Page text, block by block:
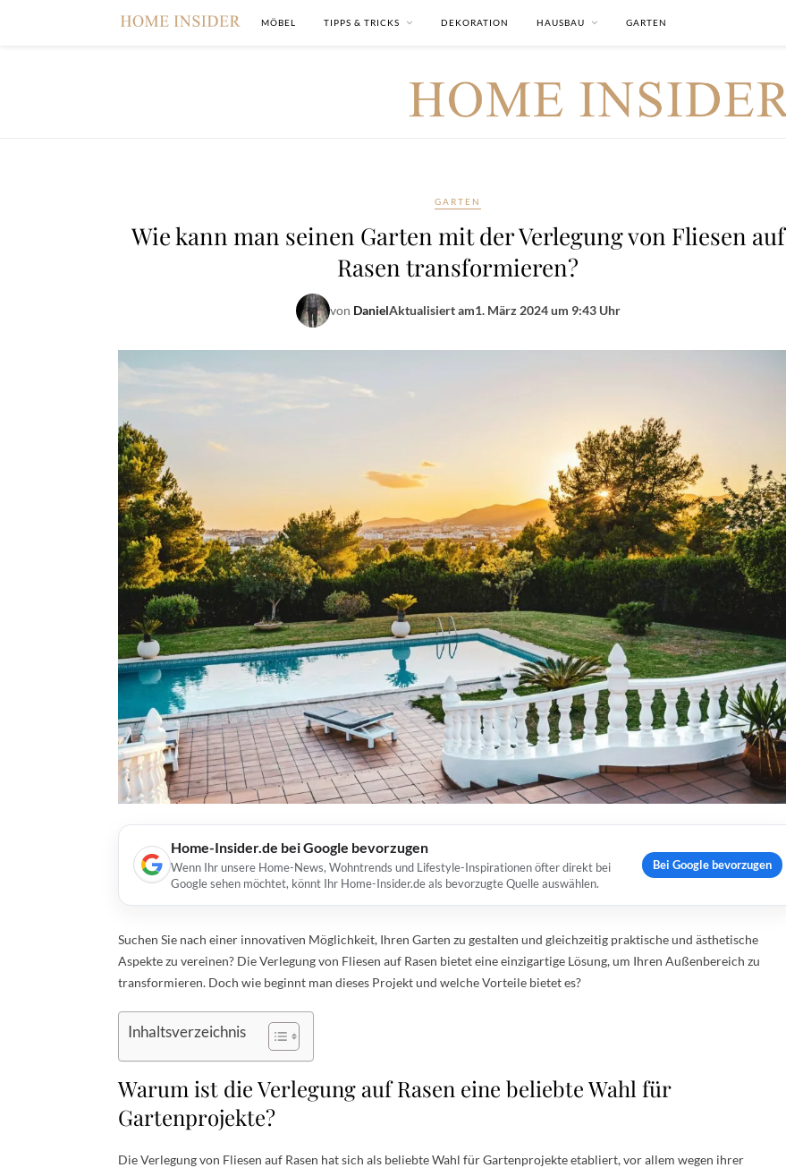
MÖBEL TIPPS & TRICKS DEKORATION HAUSBAU GARTEN
GARTEN
Wie kann man seinen Garten mit der Verlegung von Fliesen auf
Rasen transformieren?
von DanielAktualisiert am1. März 2024 um 9:43 Uhr
Home-Insider.de bei Google bevorzugen
Wenn Ihr unsere Home-News, Wohntrends und Lifestyle-Inspirationen öfter direkt bei
Google sehen möchtet, könnt Ihr Home-Insider.de als bevorzugte Quelle auswählen.
Bei Google bevorzugen
Suchen Sie nach einer innovativen Möglichkeit, Ihren Garten zu gestalten und gleichzeitig praktische und ästhetische
Aspekte zu vereinen? Die Verlegung von Fliesen auf Rasen bietet eine einzigartige Lösung, um Ihren Außenbereich zu
transformieren. Doch wie beginnt man dieses Projekt und welche Vorteile bietet es?
Inhaltsverzeichnis
Warum ist die Verlegung auf Rasen eine beliebte Wahl für
Gartenprojekte?
Die Verlegung von Fliesen auf Rasen hat sich als beliebte Wahl für Gartenprojekte etabliert, vor allem wegen ihrer